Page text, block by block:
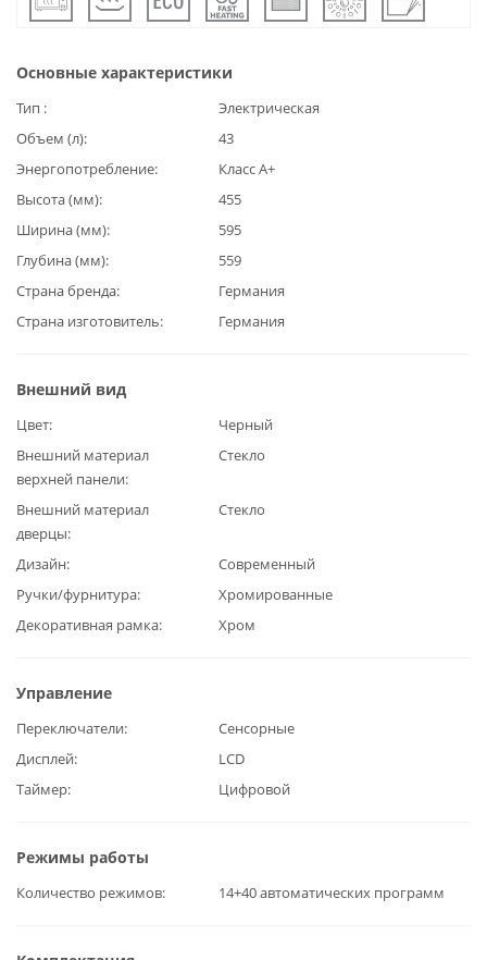
Основные характеристики
Тип
Электрическая
Объем (л)
43
Энергопотребление
Класс А+
Высота (мм)
455
Ширина (мм)
595
Глубина (мм)
559
Страна бренда
Германия
Страна изготовитель
Германия
Внешний вид
Цвет
Черный
Внешний материал
верхней панели
Стекло
Внешний материал
дверцы
Стекло
Дизайн
Современный
Ручки/фурнитура
Хромированные
Декоративная рамка
Хром
Управление
Переключатели
Сенсорные
Дисплей
LCD
Таймер
Цифровой
Режимы работы
Количество режимов 14+40 автоматических программ